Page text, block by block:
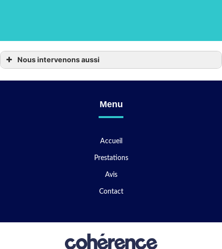
Nous intervenons aussi
Réparation de consoles de jeux à Val de Briey
Réparation de consoles de jeux à Florange
Réparation de consoles de jeux à Maizières-lès-Metz
Réparation de consoles de jeux à Guénange
Réparation de consoles de jeux à Saint-Avold
Réparation de consoles de jeux à Thionville
Réparation de consoles de jeux à Sarreguemines
Menu
Accueil
Prestations
Avis
Contact